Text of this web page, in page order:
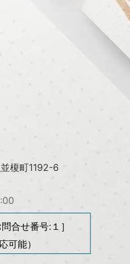
榎町1192-6
問合せ番号:１］
可能）